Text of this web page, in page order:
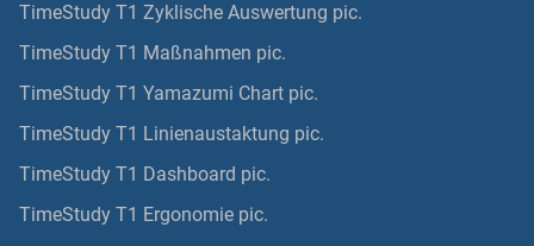
TimeStudy T1 Zyklische Auswertung pic.
TimeStudy T1 Maßnahmen pic.
TimeStudy T1 Yamazumi Chart pic.
TimeStudy T1 Linienaustaktung pic.
TimeStudy T1 Dashboard pic.
TimeStudy T1 Ergonomie pic.